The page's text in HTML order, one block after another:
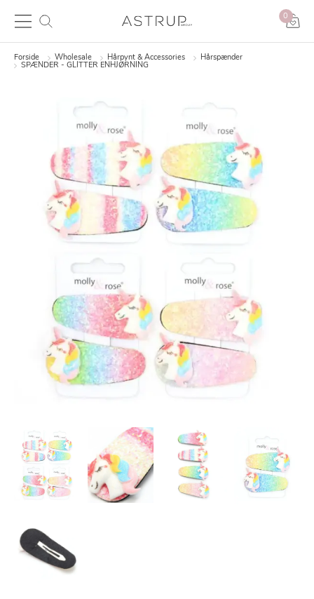
0
Forside Wholesale Hårpynt & Accessories
Hårspænder
SPÆNDER - GLITTER ENHJØRNING